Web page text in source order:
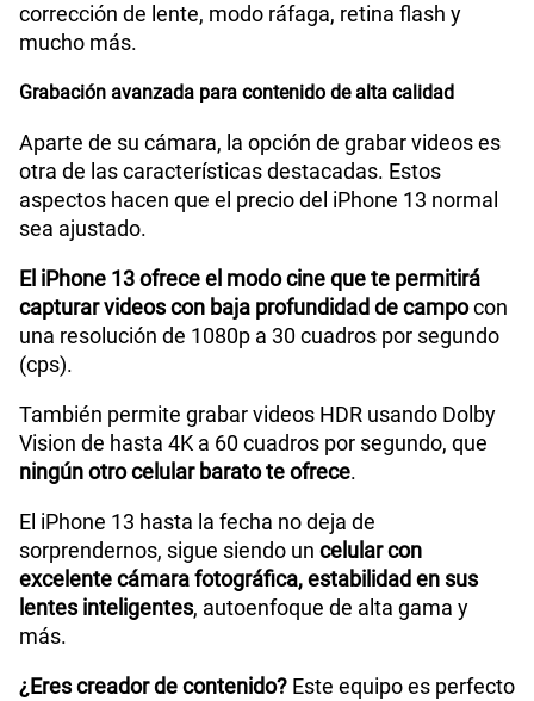
corrección de lente, modo ráfaga, retina flash y
mucho más.
Grabación avanzada para contenido de alta calidad
Aparte de su cámara, la opción de grabar videos es
otra de las características destacadas. Estos
aspectos hacen que el precio del iPhone 13 normal
sea ajustado.
El iPhone 13 ofrece el modo cine que te permitirá
capturar videos con baja profundidad de campocon
una resolución de 1080p a 30 cuadros por segundo
(cps).
También permite grabar videos HDR usando Dolby
Vision de hasta 4K a 60 cuadros por segundo, que
ningún otro celular barato te ofrece.
El iPhone 13 hasta la fecha no deja de
sorprendernos, sigue siendo un celular con
excelente cámara fotográfica, estabilidad en sus
lentes inteligentes, autoenfoque de alta gama y
más.
¿Eres creador de contenido? Este equipo es perfecto